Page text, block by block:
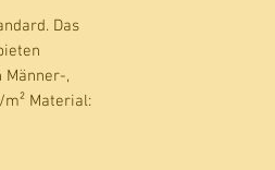
Das
Männer-,
Material: